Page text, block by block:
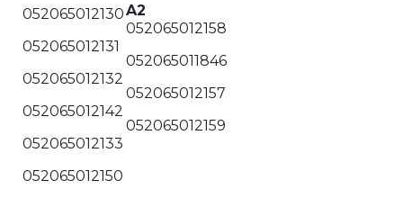
052065012130
052065012131
052065012132
052065012142
052065012133
052065012150
A2
052065012158
052065011846
052065012157
052065012159